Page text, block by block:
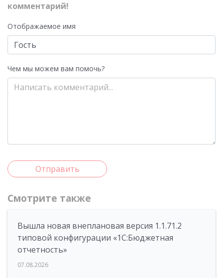
комментарий!
Отображаемое имя
Чем мы можем вам помочь?
Отправить
Смотрите также
Вышла новая внеплановая версия 1.1.71.2
типовой конфигурации «1C:Бюджетная
отчетность»
07.08.2026